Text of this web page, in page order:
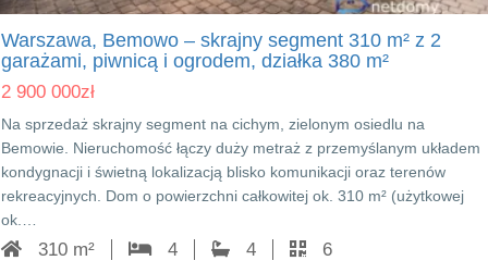
Warszawa, Bemowo – skrajny segment 310 m² z 2
garażami, piwnicą i ogrodem, działka 380 m²
2 900 000zł
Na sprzedaż skrajny segment na cichym, zielonym osiedlu na
Bemowie. Nieruchomość łączy duży metraż z przemyślanym układem
kondygnacji i świetną lokalizacją blisko komunikacji oraz terenów
rekreacyjnych. Dom o powierzchni całkowitej ok. 310 m² (użytkowej
ok.…
310 m² 4 4 6